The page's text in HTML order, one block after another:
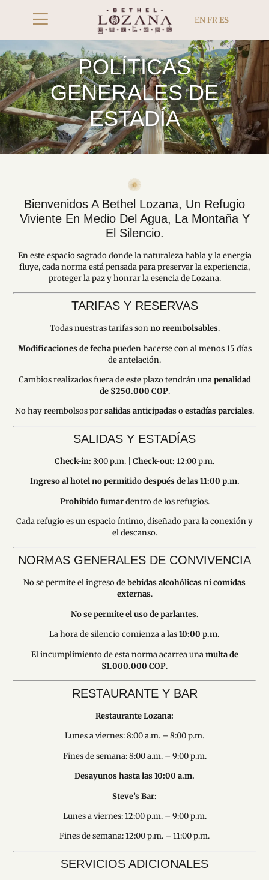
EN FR ES
POLÍTICAS
GENERALES DE
ESTADÍA
Bienvenidos A Bethel Lozana, Un Refugio
Viviente En Medio Del Agua, La Montaña Y
El Silencio.
En este espacio sagrado donde la naturaleza habla y la energía
fluye, cada norma está pensada para preservar la experiencia,
proteger la paz y honrar la esencia de Lozana.
TARIFAS Y RESERVAS
Todas nuestras tarifas sonno reembolsables.
Modificaciones de fechapueden hacerse con al menos 15 días
de antelación.
Cambios realizados fuera de este plazo tendrán unapenalidad
de $250.000 COP.
No hay reembolsos porsalidas anticipadasoestadías parciales.
SALIDAS Y ESTADÍAS
Check-in: 3:00 p.m. | Check-out: 12:00 p.m.
Ingreso al hotel no permitido después de las 11:00 p.m.
Prohibido fumardentro de los refugios.
Cada refugio es un espacio íntimo, diseñado para la conexión y
el descanso.
NORMAS GENERALES DE CONVIVENCIA
No se permite el ingreso debebidas alcohólicasnicomidas
externas.
No se permite el uso de parlantes.
La hora de silencio comienza a las10:00 p.m.
El incumplimiento de esta norma acarrea unamulta de
$1.000.000 COP.
RESTAURANTE Y BAR
Restaurante Lozana:
Lunes a viernes: 8:00 a.m. – 8:00 p.m.
Fines de semana: 8:00 a.m. – 9:00 p.m.
Desayunos hasta las 10:00 a.m.
Steve’s Bar:
Lunes a viernes: 12:00 p.m. – 9:00 p.m.
Fines de semana: 12:00 p.m. – 11:00 p.m.
SERVICIOS ADICIONALES